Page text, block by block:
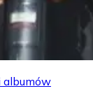
albumów